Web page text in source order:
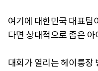
여기에 대한민국 대표팀
다면 상대적으로 좁은
대회가 열리는 헤이룽장